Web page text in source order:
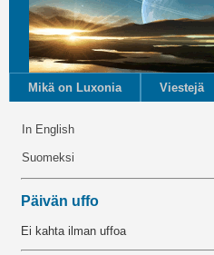
Mikä on Luxonia Viestejä
In English
Suomeksi
Päivän uffo
Ei kahta ilman uffoa